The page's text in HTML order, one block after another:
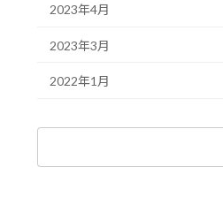
2023年4月
2023年3月
2022年1月